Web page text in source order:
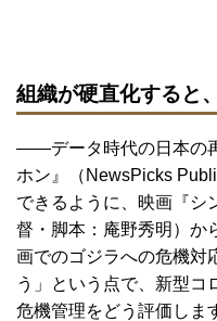
組織が硬直化すると
――データ時代の日本の
ホン』（NewsPicks
できるように、映画『シ
督・脚本：庵野秀明）か
画でのゴジラへの危機対
う」という点で、新型コ
危機管理をどう評価しま